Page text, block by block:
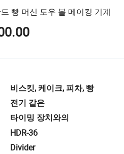
빵 머신 도우 볼 메이킹 기계
비스킷, 케이크, 피차, 빵
전기 같은
타이밍 장치와의
HDR-36
Divider